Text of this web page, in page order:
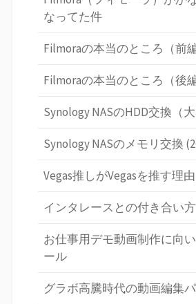
なってた件
Filmoraの本当のところ（前編
Filmoraの本当のところ（後編
Synology NASのHDD交換（大
Synology NASのメモリ交換
Vegas推しがVegasを推す理由
インタレースとの付き合い方
お仕事用デモ動画制作に向
ール
グラボ高騰時代の動画編集